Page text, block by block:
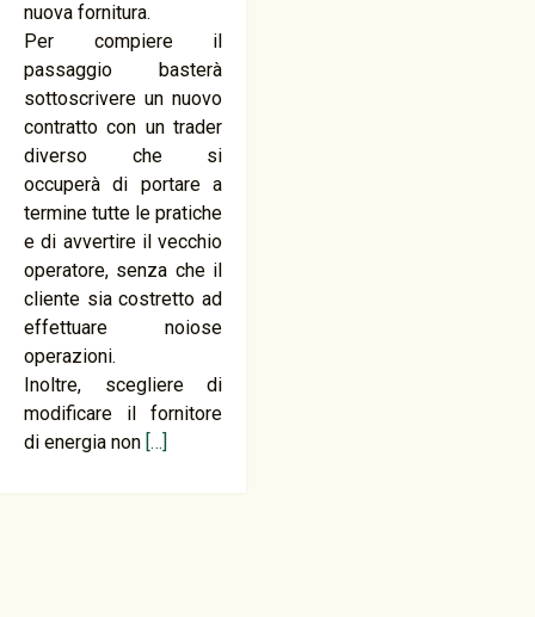
nuova fornitura.
Per compiere il
passaggio basterà
sottoscrivere un nuovo
contratto con un trader
diverso che si
occuperà di portare a
termine tutte le pratiche
e di avvertire il vecchio
operatore, senza che il
cliente sia costretto ad
effettuare noiose
operazioni.
Inoltre, scegliere di
modificare il fornitore
di energia non […]